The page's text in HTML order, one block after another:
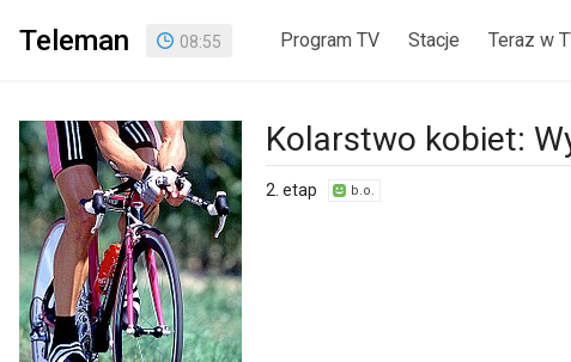
Teleman 08:55 Program TV Stacje Teraz w
Kolarstwo kobiet:
2. etap b.o.